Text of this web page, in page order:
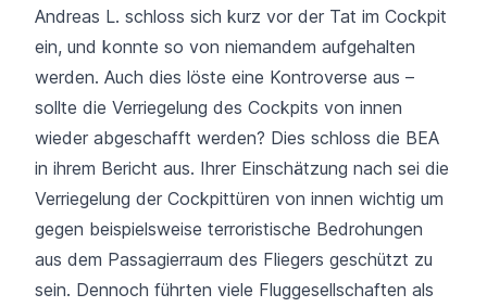
Andreas L. schloss sich kurz vor der Tat im Cockpit
ein, und konnte so von niemandem aufgehalten
werden. Auch dies löste eine Kontroverse aus –
sollte die Verriegelung des Cockpits von innen
wieder abgeschafft werden? Dies schloss die BEA
in ihrem Bericht aus. Ihrer Einschätzung nach sei die
Verriegelung der Cockpittüren von innen wichtig um
gegen beispielsweise terroristische Bedrohungen
aus dem Passagierraum des Fliegers geschützt zu
sein. Dennoch führten viele Fluggesellschaften als